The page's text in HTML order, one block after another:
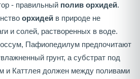
- правильный полив орхидей.
орхидей в природе не
и солей, растворенных в воде.
Пафиопедилум предпочитают
грунт, а субстрат под
и Каттлея должен между поливами